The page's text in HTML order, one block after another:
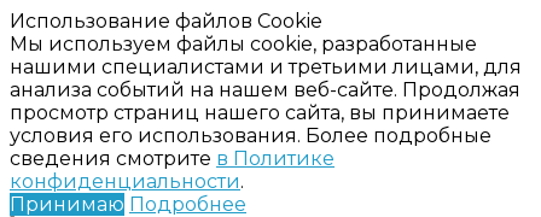
Использование файлов Cookie
Мы используем файлы cookie, разработанные
нашими специалистами и третьими лицами, для
анализа событий на нашем веб-сайте. Продолжая
просмотр страниц нашего сайта, вы принимаете
условия его использования. Более подробные
сведения смотрите в Политике
конфиденциальности.
Принимаю Подробнее